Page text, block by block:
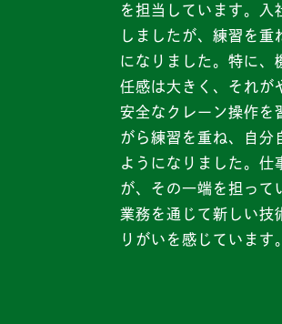
を担当しています。入
しましたが、練習を重
になりました。特に、
任感は大きく、それが
安全なクレーン操作を
がら練習を重ね、自分
ようになりました。仕
が、その一端を担って
業務を通じて新しい技
りがいを感じています。